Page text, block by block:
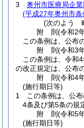
3
奥州市医療局企
(平成27年奥州市
(次のよう
附 則(令和2
この条例は、公布
附 則(令和3
この条例は、令和
の改正規定は、公布
附 則(令和4
(施行期日等)
1
この条例は、公
4条及び第5条の規
附 則(令和5
(施行期日等)